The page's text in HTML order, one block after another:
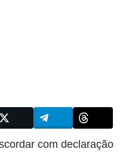
com declaração